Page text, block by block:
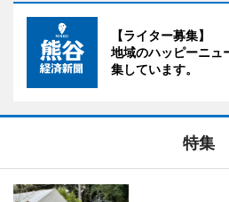
【ライター募集】
地域のハッピーニュ
集しています。
特集